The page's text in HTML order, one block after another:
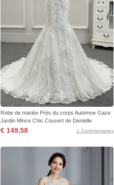
Robe de mariée Près du corps Automne Gaze
Jardin Mince Chic Couvert de Dentelle
€ 149,58 1 Commentaires